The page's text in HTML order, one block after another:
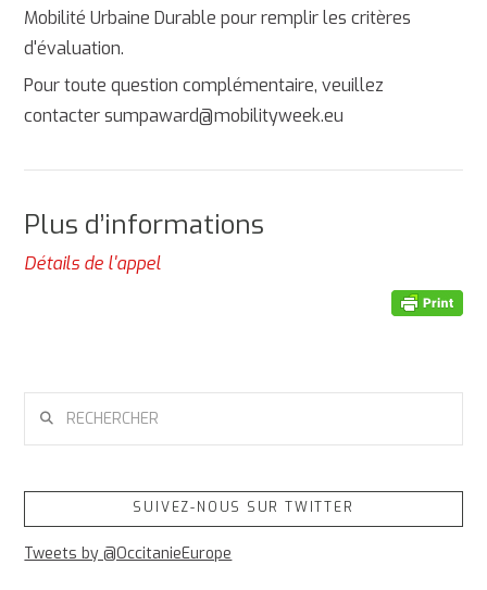
Mobilité Urbaine Durable pour remplir les critères
d'évaluation.
Pour toute question complémentaire, veuillez
contacter sumpaward@mobilityweek.eu
Plus d’informations
Détails de l'appel
SUIVEZ-NOUS SUR TWITTER
Tweets by @OccitanieEurope